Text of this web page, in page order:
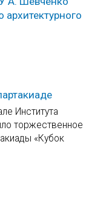
Института
торжественное
«Кубок